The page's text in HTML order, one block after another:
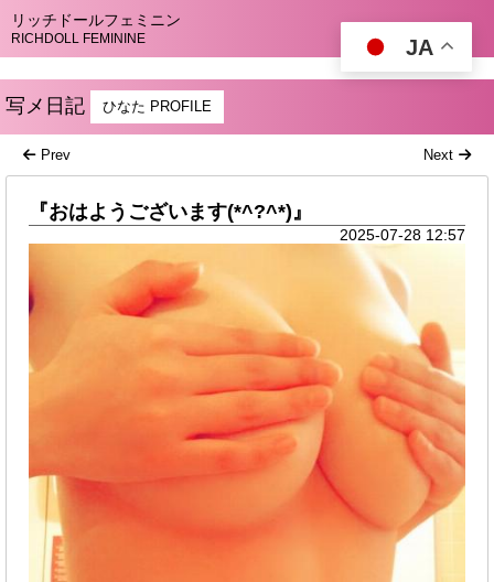
リッチドールフェミニン
RICHDOLL FEMININE JA
写メ日記 ひなた PROFILE
Prev Next
『おはようございます(*^?^*)』
2025-07-28 12:57